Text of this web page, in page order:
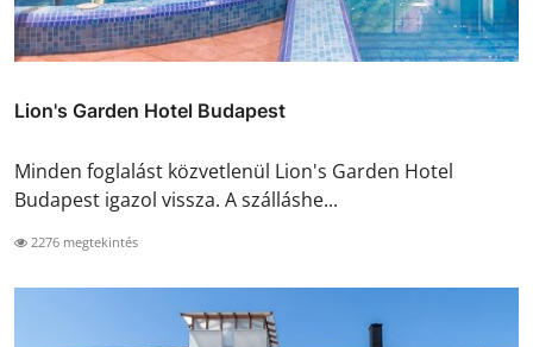
Lion's Garden Hotel Budapest
Minden foglalást közvetlenül Lion's Garden Hotel
Budapest igazol vissza. A szálláshe...
2276 megtekintés